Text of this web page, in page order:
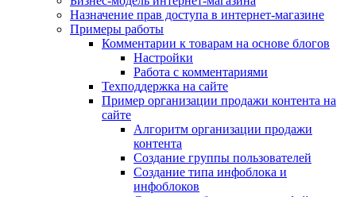
Назначение прав доступа в интернет-магазине
Примеры работы
Комментарии к товарам на основе блогов
Настройки
Работа с комментариями
Техподдержка на сайте
Пример организации продажи контента на
сайте
Алгоритм организации продажи
контента
Создание группы пользователей
Создание типа инфоблока и
инфоблоков